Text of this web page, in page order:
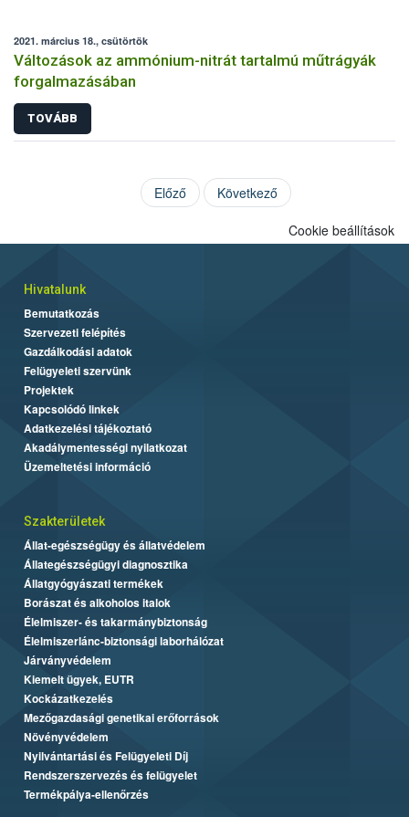
2021. március 18., csütörtök
Változások az ammónium-nitrát tartalmú műtrágyák
forgalmazásában
TOVÁBB
Előző Következő
Cookie beállítások
Hivatalunk
Bemutatkozás
Szervezeti felépítés
Gazdálkodási adatok
Felügyeleti szervünk
Projektek
Kapcsolódó linkek
Adatkezelési tájékoztató
Akadálymentességi nyilatkozat
Üzemeltetési információ
Szakterületek
Állat-egészségügy és állatvédelem
Állategészségügyi diagnosztika
Állatgyógyászati termékek
Borászat és alkoholos italok
Élelmiszer- és takarmánybiztonság
Élelmiszerlánc-biztonsági laborhálózat
Járványvédelem
Kiemelt ügyek, EUTR
Kockázatkezelés
Mezőgazdasági genetikai erőforrások
Növényvédelem
Nyilvántartási és Felügyeleti Díj
Rendszerszervezés és felügyelet
Termékpálya-ellenőrzés